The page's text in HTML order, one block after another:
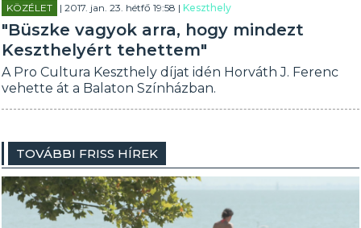
KÖZÉLET | 2017. jan. 23. hétfő 19:58 |Keszthely
"Büszke vagyok arra, hogy mindezt
Keszthelyért tehettem"
A Pro Cultura Keszthely díjat idén Horváth J. Ferenc
vehette át a Balaton Színházban.
TOVÁBBI FRISS HÍREK